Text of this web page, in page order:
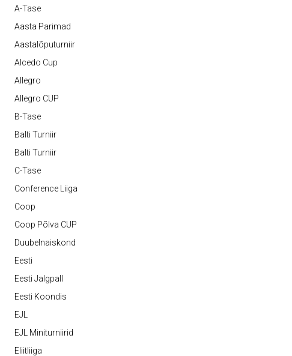
A-Tase
Aasta Parimad
Aastalõputurniir
Alcedo Cup
Allegro
Allegro CUP
B-Tase
Balti Turniir
Balti Turniir
C-Tase
Conference Liiga
Coop
Coop Põlva CUP
Duubelnaiskond
Eesti
Eesti Jalgpall
Eesti Koondis
EJL
EJL Miniturniirid
Eliitliiga